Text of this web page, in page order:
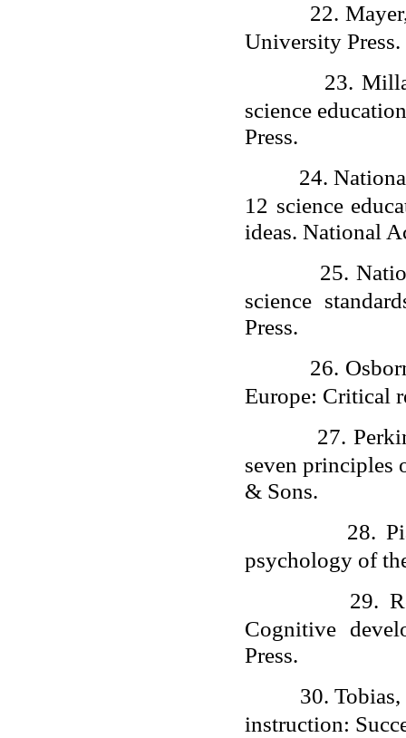
22.
University Press.
23.
science
Press.
24.
12 science
ideas. National
25.
science
Press.
26.
Europe: Critical
27.
seven principles
& Sons.
28.
psychology of
29.
Cognitive
Press.
30.
instruction: